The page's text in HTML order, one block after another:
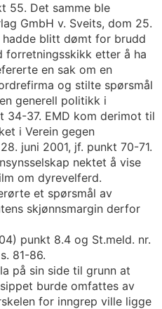
55. Det samme ble
GmbH v. Sveits, dom 25.
blitt dømt for brudd
forretningsskikk etter å ha
en sak om en
og stilte spørsmål
generell politikk i
34-37. EMD kom derimot til
i Verein gegen
juni 2001, jf. punkt 70-71.
nektet å vise
om dyrevelferd.
et spørsmål av
skjønnsmargin derfor
punkt 8.4 og St.meld. nr.
81-86.
på sin side til grunn at
burde omfattes av
for inngrep ville ligge